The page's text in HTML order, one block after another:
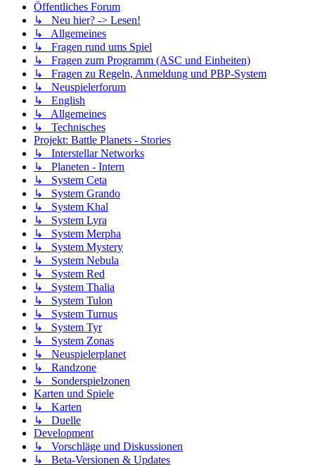
Öffentliches Forum
↳ Neu hier? -> Lesen!
↳ Allgemeines
↳ Fragen rund ums Spiel
↳ Fragen zum Programm (ASC und Einheiten)
↳ Fragen zu Regeln, Anmeldung und PBP-System
↳ Neuspielerforum
↳ English
↳ Allgemeines
↳ Technisches
Projekt: Battle Planets - Stories
↳ Interstellar Networks
↳ Planeten - Intern
↳ System Ceta
↳ System Grando
↳ System Khal
↳ System Lyra
↳ System Merpha
↳ System Mystery
↳ System Nebula
↳ System Red
↳ System Thalia
↳ System Tulon
↳ System Turnus
↳ System Tyr
↳ System Zonas
↳ Neuspielerplanet
↳ Randzone
↳ Sonderspielzonen
Karten und Spiele
↳ Karten
↳ Duelle
Development
↳ Vorschläge und Diskussionen
↳ Beta-Versionen & Updates